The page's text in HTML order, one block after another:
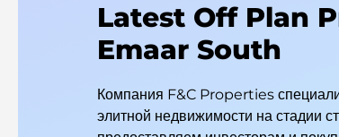
Вся недвижимость
Вся
О нас
Latest Off Plan
Emaar South
Компания F&C Properties
элитной недвижимости на стадии